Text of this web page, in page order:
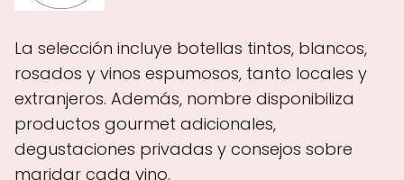
La selección incluye botellas tintos, blancos,
rosados y vinos espumosos, tanto locales y
extranjeros. Además, nombre disponibiliza
productos gourmet adicionales,
degustaciones privadas y consejos sobre
maridar cada vino.